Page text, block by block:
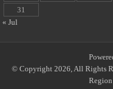
31
« Jul
© Copyright 2026, All Rights